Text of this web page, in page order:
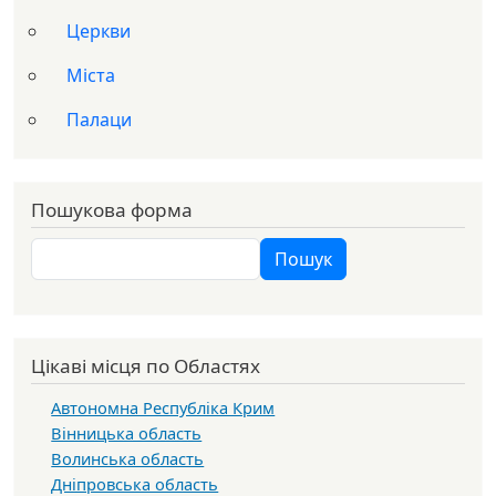
Церкви
Міста
Палаци
Пошукова форма
Пошук Пошук
Цікаві місця по Областях
Автономна Республіка Крим
Вінницька область
Волинська область
Дніпровська область